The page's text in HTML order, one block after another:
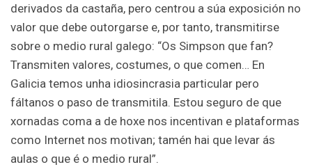
derivados da castaña, pero centrou a súa exposición no
valor que debe outorgarse e, por tanto, transmitirse
sobre o medio rural galego: “Os Simpson que fan?
Transmiten valores, costumes, o que comen… En
Galicia temos unha idiosincrasia particular pero
fáltanos o paso de transmitila. Estou seguro de que
xornadas coma a de hoxe nos incentivan e plataformas
como Internet nos motivan; tamén hai que levar ás
aulas o que é o medio rural”.